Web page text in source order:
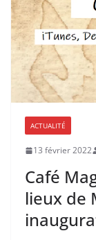
ACTUALITÉ
13 février 2022
Café
lieux de